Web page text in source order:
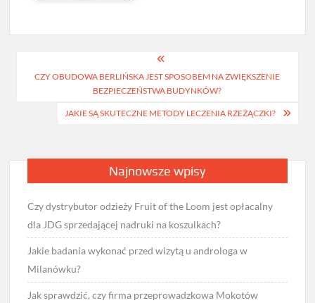
wpisu
CZY OBUDOWA BERLIŃSKA JEST SPOSOBEM NA ZWIĘKSZENIE
BEZPIECZEŃSTWA BUDYNKÓW?
JAKIE SĄ SKUTECZNE METODY LECZENIA RZEŻĄCZKI?
Najnowsze wpisy
Czy dystrybutor odzieży Fruit of the Loom jest opłacalny
dla JDG sprzedającej nadruki na koszulkach?
Jakie badania wykonać przed wizytą u androloga w
Milanówku?
Jak sprawdzić, czy firma przeprowadzkowa Mokotów